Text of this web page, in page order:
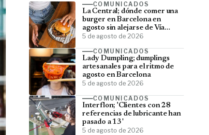
COMUNICADOS
La Central; dónde comer una
burger en Barcelona en
agosto sin alejarse de Vía
Laietana
5 de agosto de 2026
COMUNICADOS
Lady Dumpling; dumplings
artesanales para el ritmo de
agosto en Barcelona
5 de agosto de 2026
COMUNICADOS
Interflon; 'Clientes con 28
referencias de lubricante han
pasado a 13'
5 de agosto de 2026